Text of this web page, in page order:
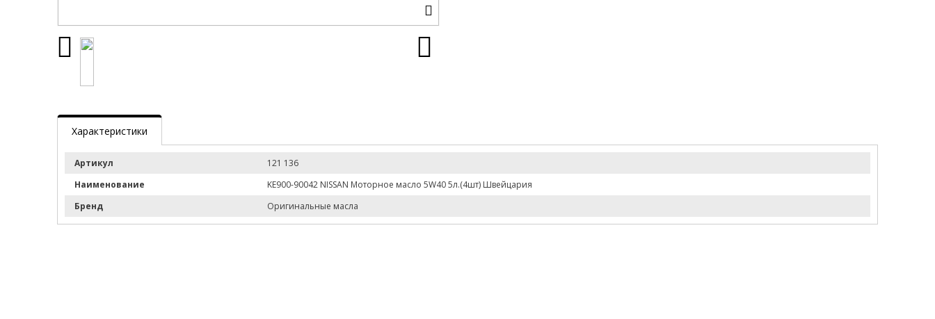
Характеристики
Артикул
121 136
Наименование
KE900-90042 NISSAN Моторное масло 5W40 5л.(4шт) Швейцария
Бренд
Оригинальные масла